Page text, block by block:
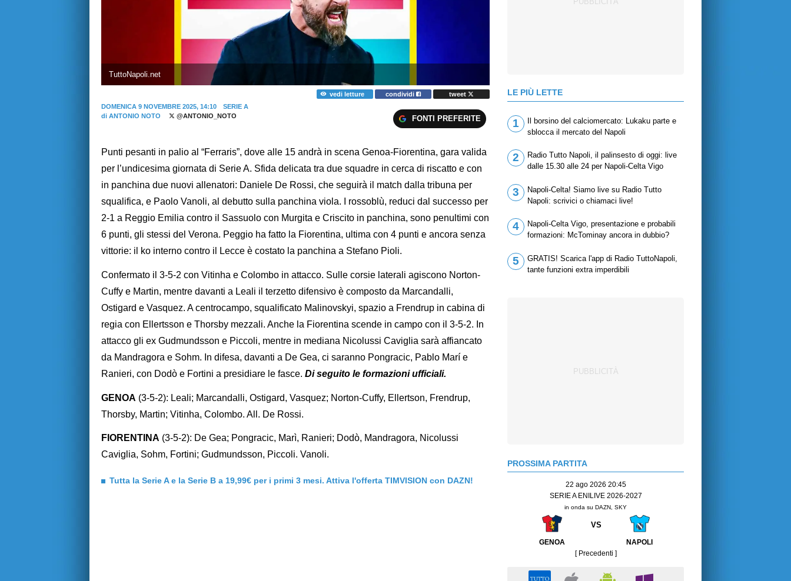
TuttoNapoli.net
vedi letture condividi
tweet
DOMENICA 9 NOVEMBRE 2025, 14:10
SERIE A
di ANTONIO NOTO @ANTONIO_NOTO FONTI PREFERITE
Punti pesanti in palio al “Ferraris”, dove alle 15 andrà in scena Genoa-Fiorentina, gara valida
per l’undicesima giornata di Serie A. Sfida delicata tra due squadre in cerca di riscatto e con
in panchina due nuovi allenatori: Daniele De Rossi, che seguirà il match dalla tribuna per
squalifica, e Paolo Vanoli, al debutto sulla panchina viola. I rossoblù, reduci dal successo per
2-1 a Reggio Emilia contro il Sassuolo con Murgita e Criscito in panchina, sono penultimi con
6 punti, gli stessi del Verona. Peggio ha fatto la Fiorentina, ultima con 4 punti e ancora senza
vittorie: il ko interno contro il Lecce è costato la panchina a Stefano Pioli.
Confermato il 3-5-2 con Vitinha e Colombo in attacco. Sulle corsie laterali agiscono Norton-
Cuffy e Martin, mentre davanti a Leali il terzetto difensivo è composto da Marcandalli,
Ostigard e Vasquez. A centrocampo, squalificato Malinovskyi, spazio a Frendrup in cabina di
regia con Ellertsson e Thorsby mezzali. Anche la Fiorentina scende in campo con il 3-5-2. In
attacco gli ex Gudmundsson e Piccoli, mentre in mediana Nicolussi Caviglia sarà affiancato
da Mandragora e Sohm. In difesa, davanti a De Gea, ci saranno Pongracic, Pablo Marí e
Ranieri, con Dodò e Fortini a presidiare le fasce. Di seguito le formazioni ufficiali.
GENOA (3-5-2): Leali; Marcandalli, Ostigard, Vasquez; Norton-Cuffy, Ellertson, Frendrup,
Thorsby, Martin; Vitinha, Colombo. All. De Rossi.
FIORENTINA (3-5-2): De Gea; Pongracic, Marì, Ranieri; Dodò, Mandragora, Nicolussi
Caviglia, Sohm, Fortini; Gudmundsson, Piccoli. Vanoli.
Tutta la Serie A e la Serie B a 19,99€ per i primi 3 mesi. Attiva l'offerta TIMVISION con DAZN!
LE PIÙ LETTE
1
Il borsino del calciomercato: Lukaku parte e
sblocca il mercato del Napoli
2
Radio Tutto Napoli, il palinsesto di oggi: live
dalle 15.30 alle 24 per Napoli-Celta Vigo
3
Napoli-Celta! Siamo live su Radio Tutto
Napoli: scrivici o chiamaci live!
4
Napoli-Celta Vigo, presentazione e probabili
formazioni: McTominay ancora in dubbio?
5
GRATIS! Scarica l'app di Radio TuttoNapoli,
tante funzioni extra imperdibili
PROSSIMA PARTITA
22 ago 2026 20:45
SERIE A ENILIVE 2026-2027
in onda su DAZN, SKY
VS
GENOA
NAPOLI
[ Precedenti ]